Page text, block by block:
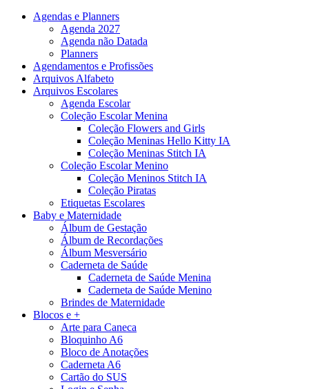
Agendas e Planners
Agenda 2027
Agenda não Datada
Planners
Agendamentos e Profissões
Arquivos Alfabeto
Arquivos Escolares
Agenda Escolar
Coleção Escolar Menina
Coleção Flowers and Girls
Coleção Meninas Hello Kitty IA
Coleção Meninas Stitch IA
Coleção Escolar Menino
Coleção Meninos Stitch IA
Coleção Piratas
Etiquetas Escolares
Baby e Maternidade
Álbum de Gestação
Álbum de Recordações
Álbum Mesversário
Caderneta de Saúde
Caderneta de Saúde Menina
Caderneta de Saúde Menino
Brindes de Maternidade
Blocos e +
Arte para Caneca
Bloquinho A6
Bloco de Anotações
Caderneta A6
Cartão do SUS